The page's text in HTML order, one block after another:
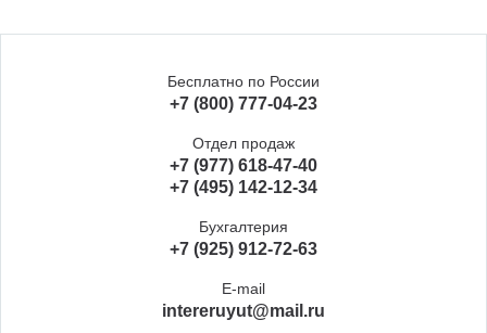
Бесплатно по России
+7 (800) 777-04-23
Отдел продаж
+7 (977) 618-47-40
+7 (495) 142-12-34
Бухгалтерия
+7 (925) 912-72-63
E-mail
intereruyut@mail.ru